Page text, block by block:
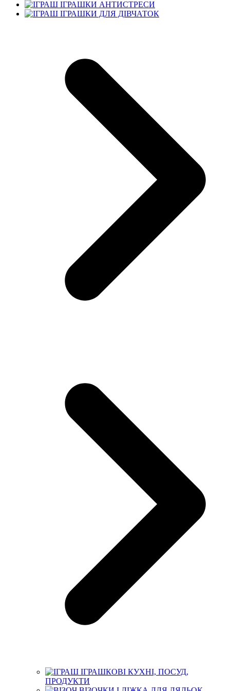
ІГРАШКИ АНТИСТРЕСИ
ІГРАШКИ ДЛЯ ДІВЧАТОК
ІГРАШКОВІ КУХНІ, ПОСУД,
ПРОДУКТИ